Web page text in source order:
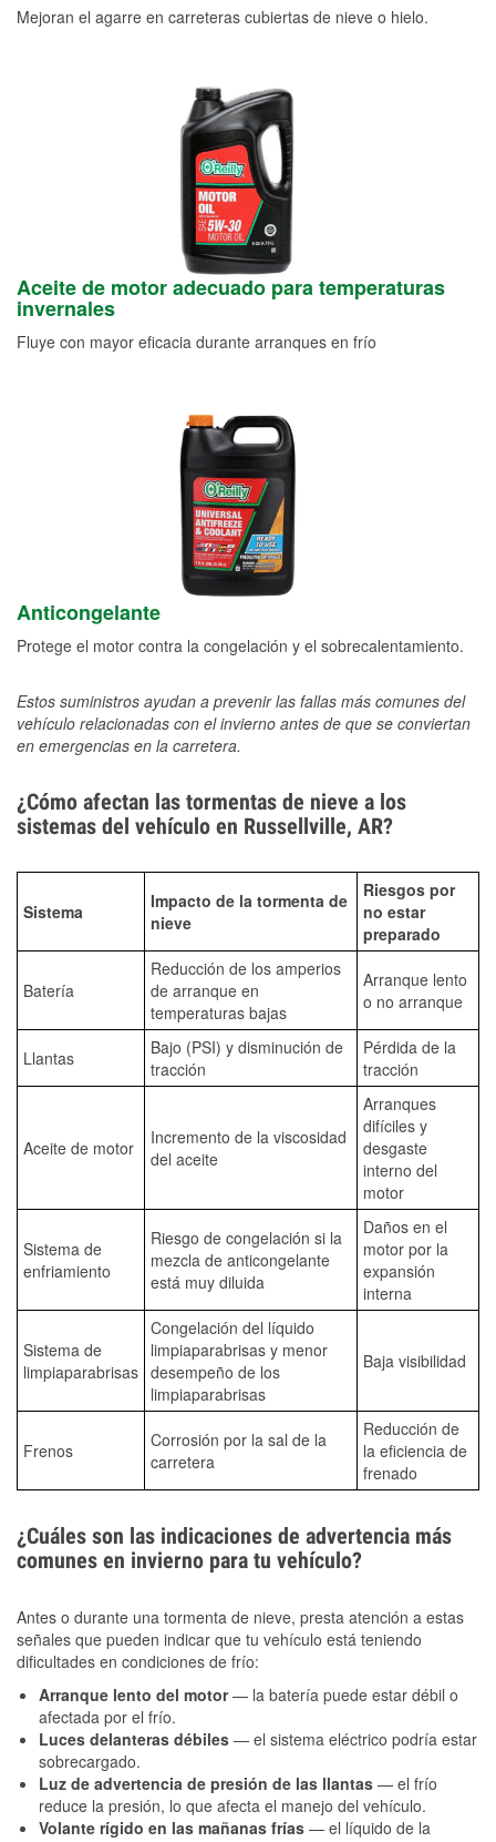
Mejoran el agarre en carreteras cubiertas de nieve o hielo.
Aceite de motor adecuado para temperaturas
invernales
Fluye con mayor eficacia durante arranques en frío
Anticongelante
Protege el motor contra la congelación y el sobrecalentamiento.
Estos suministros ayudan a prevenir las fallas más comunes del
vehículo relacionadas con el invierno antes de que se conviertan
en emergencias en la carretera.
¿Cómo afectan las tormentas de nieve a los
sistemas del vehículo en Russellville, AR?
Sistema
Impacto de la tormenta de
nieve
Riesgos por
no estar
preparado
Batería
Reducción de los amperios
de arranque en
temperaturas bajas
Arranque lento
o no arranque
Llantas
Bajo (PSI) y disminución de
tracción
Pérdida de la
tracción
Aceite de motor
Incremento de la viscosidad
del aceite
Arranques
difíciles y
desgaste
interno del
motor
Sistema de
enfriamiento
Riesgo de congelación si la
mezcla de anticongelante
está muy diluida
Daños en el
motor por la
expansión
interna
Sistema de
limpiaparabrisas
Congelación del líquido
limpiaparabrisas y menor
desempeño de los
limpiaparabrisas
Baja visibilidad
Frenos
Corrosión por la sal de la
carretera
Reducción de
la eficiencia de
frenado
¿Cuáles son las indicaciones de advertencia más
comunes en invierno para tu vehículo?
Antes o durante una tormenta de nieve, presta atención a estas
señales que pueden indicar que tu vehículo está teniendo
dificultades en condiciones de frío:
Arranque lento del motor— la batería puede estar débil o
afectada por el frío.
Luces delanteras débiles — el sistema eléctrico podría estar
sobrecargado.
Luz de advertencia de presión de las llantas — el frío
reduce la presión, lo que afecta el manejo del vehículo.
Volante rígido en las mañanas frías — el líquido de la